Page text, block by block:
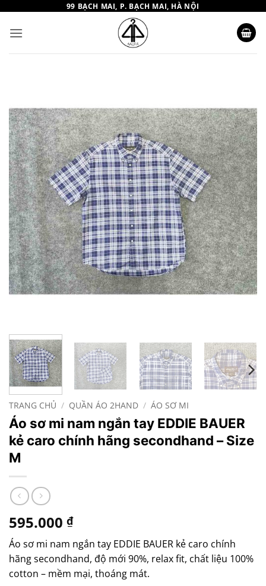
nội
dung
99 BẠCH MAI, P. BẠCH MAI, HÀ NỘI
TRANG CHỦ / QUẦN ÁO 2HAND / ÁO SƠ MI
Áo sơ mi nam ngắn tay EDDIE BAUER
kẻ caro chính hãng secondhand – Size
M
595.000 ₫
Áo sơ mi nam ngắn tay EDDIE BAUER kẻ caro chính
hãng secondhand, độ mới 90%, relax fit, chất liệu 100%
cotton – mềm mại, thoáng mát.